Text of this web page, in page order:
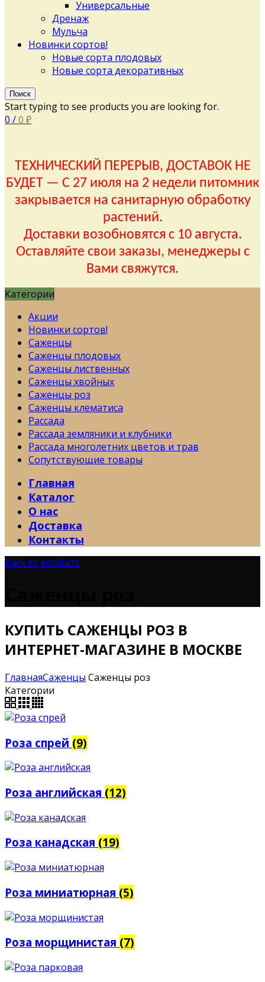
Универсальные
Дренаж
Мульча
Новинки сортов!
Новые сорта плодовых
Новые сорта декоративных
Поиск
Start typing to see products you are looking for.
0 /0 ₽
ТЕХНИЧЕСКИЙ ПЕРЕРЫВ, ДОСТАВОК НЕ
БУДЕТ — С 27 июля на 2 недели питомник
закрывается на санитарную обработку
растений.
Доставки возобновятся с 10 августа.
Оставляйте свои заказы, менеджеры с
Вами свяжутся.
Категории
Акции
Новинки сортов!
Саженцы
Саженцы плодовых
Саженцы лиственных
Саженцы хвойных
Саженцы роз
Саженцы клематиса
Рассада
Рассада земляники и клубники
Рассада многолетних цветов и трав
Сопутствующие товары
Главная
Каталог
О нас
Доставка
Контакты
Back to products
КУПИТЬ САЖЕНЦЫ РОЗ В
ИНТЕРНЕТ-МАГАЗИНЕ В МОСКВЕ
ГлавнаяСаженцы Саженцы роз
Категории
Роза спрей (9)
Роза английская (12)
Роза канадская (19)
Роза миниатюрная (5)
Роза морщинистая (7)